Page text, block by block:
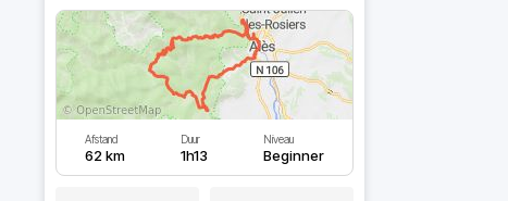
Afstand
62 km
Duur
1h13
Niveau
Beginner